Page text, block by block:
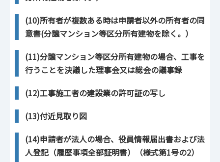
(10)所有者が複数ある時は申請者以外の所有者の同
意書(分譲マンション等区分所有建物を除く。）
(11)分譲マンション等区分所有建物の場合、工事を
行うことを決議した理事会又は総会の議事録
(12)工事施工者の建設業の許可証の写し
(13)付近見取り図
(14)申請者が法人の場合、役員情報届出書および法
人登記（履歴事項全部証明書）（様式第1号の2）